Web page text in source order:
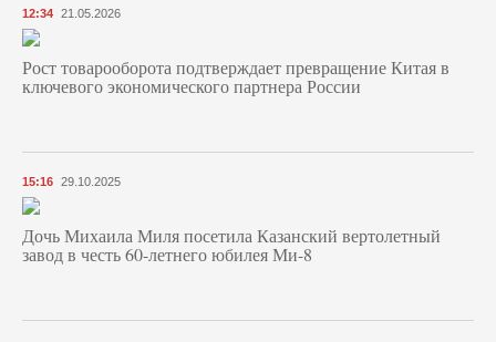
12:34 21.05.2026
Рост товарооборота подтверждает превращение Китая в
ключевого экономического партнера России
15:16 29.10.2025
Дочь Михаила Миля посетила Казанский вертолетный
завод в честь 60-летнего юбилея Ми-8